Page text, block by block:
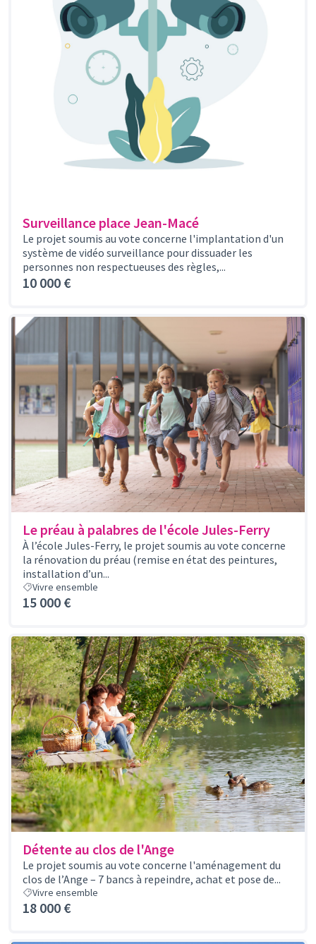
Surveillance place Jean-Macé
Le projet soumis au vote concerne l'implantation d'un
système de vidéo surveillance pour dissuader les
personnes non respectueuses des règles,...
10 000 €
Le préau à palabres de l'école Jules-Ferry
À l’école Jules-Ferry, le projet soumis au vote concerne
la rénovation du préau (remise en état des peintures,
installation d’un...
Vivre ensemble
15 000 €
Détente au clos de l'Ange
Le projet soumis au vote concerne l'aménagement du
clos de l’Ange – 7 bancs à repeindre, achat et pose de...
Vivre ensemble
18 000 €